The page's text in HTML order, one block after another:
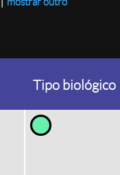
Tipo biológico